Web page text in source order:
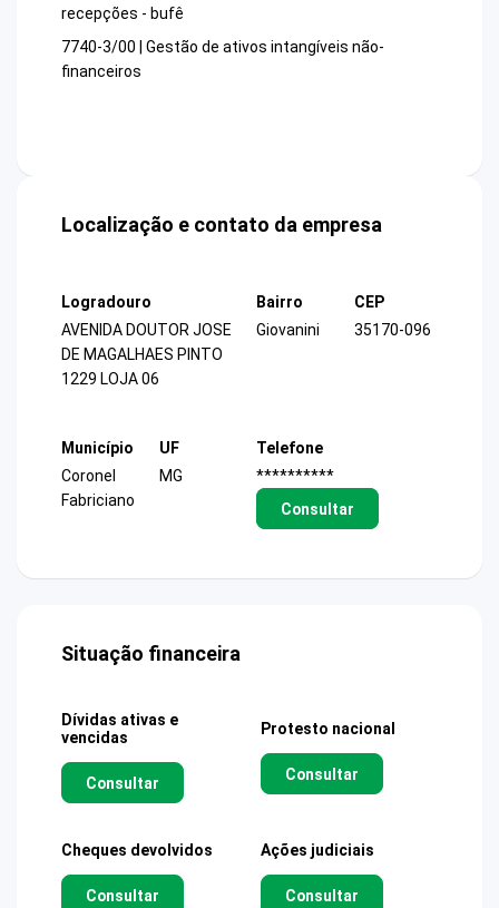
recepções - bufê
7740-3/00 | Gestão de ativos intangíveis não-
financeiros
Localização e contato da empresa
Logradouro
AVENIDA DOUTOR JOSE
DE MAGALHAES PINTO
1229 LOJA 06
Bairro
Giovanini
CEP
35170-096
Município
Coronel
Fabriciano
UF
MG
Telefone
**********
Consultar
Situação financeira
Dívidas ativas e
vencidas
Consultar
Protesto nacional
Consultar
Cheques devolvidos
Consultar
Ações judiciais
Consultar